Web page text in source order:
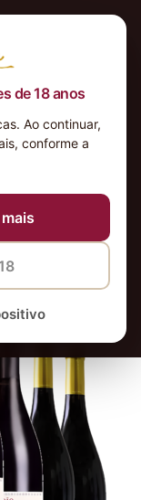
de 18 anos
Ao continuar,
conforme a
Adega-
1_4x